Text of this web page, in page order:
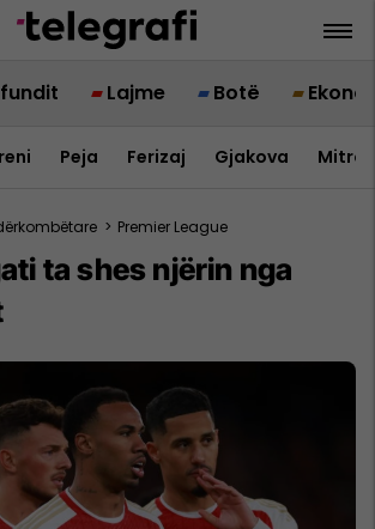
Lajme Botë
Peja Ferizaj Gjakova
> Premier League
ta shes njërin nga